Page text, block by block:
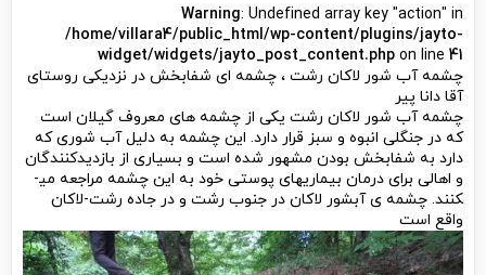
Warning: Undefined array key "action" in
/home/villara4/public_html/wp-content/plugins/jayto-
widget/widgets/jayto_post_content.php on line 41
چشمه آب شور لاکان رشت ، چشمه ای شفابخش در نزدیکی روستای
آقا دانا پیر
چشمه آب شور لاکان رشت یکی از چشمه ­های معروف گیلان است
که در جنگلی انبوه و سبز قرار دارد. این چشمه به دلیل آب شوری که
دارد به شفابخش بودن مشهور شده است و بسیاری از بازدیدکنندگان
و اهالی برای درمان بیماری­های پوستی خود به این چشمه مراجعه می­
کنند. چشمه ی آبشور لاکان در جنوب رشت و در جاده رشت-لاکان
واقع است